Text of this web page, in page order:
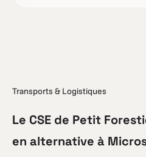
Transports & Logistiques
Le CSE de Petit
en alternative à